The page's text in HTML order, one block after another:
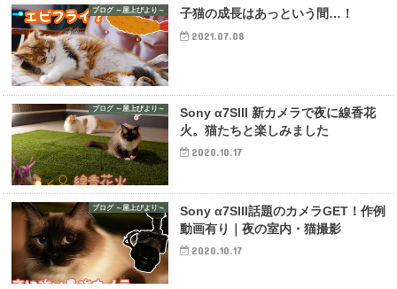
ブログ ～屋上びより～ 子猫の成長はあっという間…！
2021.07.08
ブログ ～屋上びより～
Sony α7SIII 新カメラで夜に線香花
火。猫たちと楽しみました
2020.10.17
ブログ ～屋上びより～
Sony α7SIII話題のカメラGET！作例
動画有り｜夜の室内・猫撮影
2020.10.17